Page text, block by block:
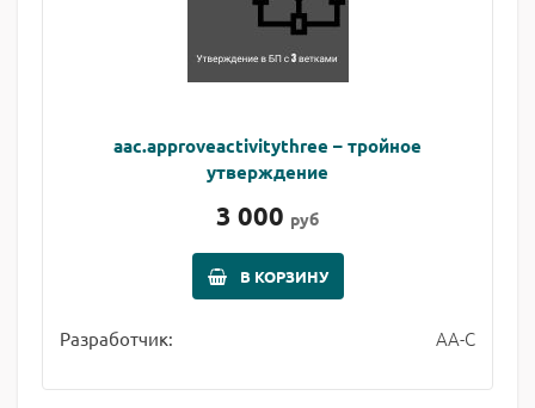
aac.approveactivitythree – тройное
утверждение
3 000 руб
В КОРЗИНУ
Разработчик: АА-С